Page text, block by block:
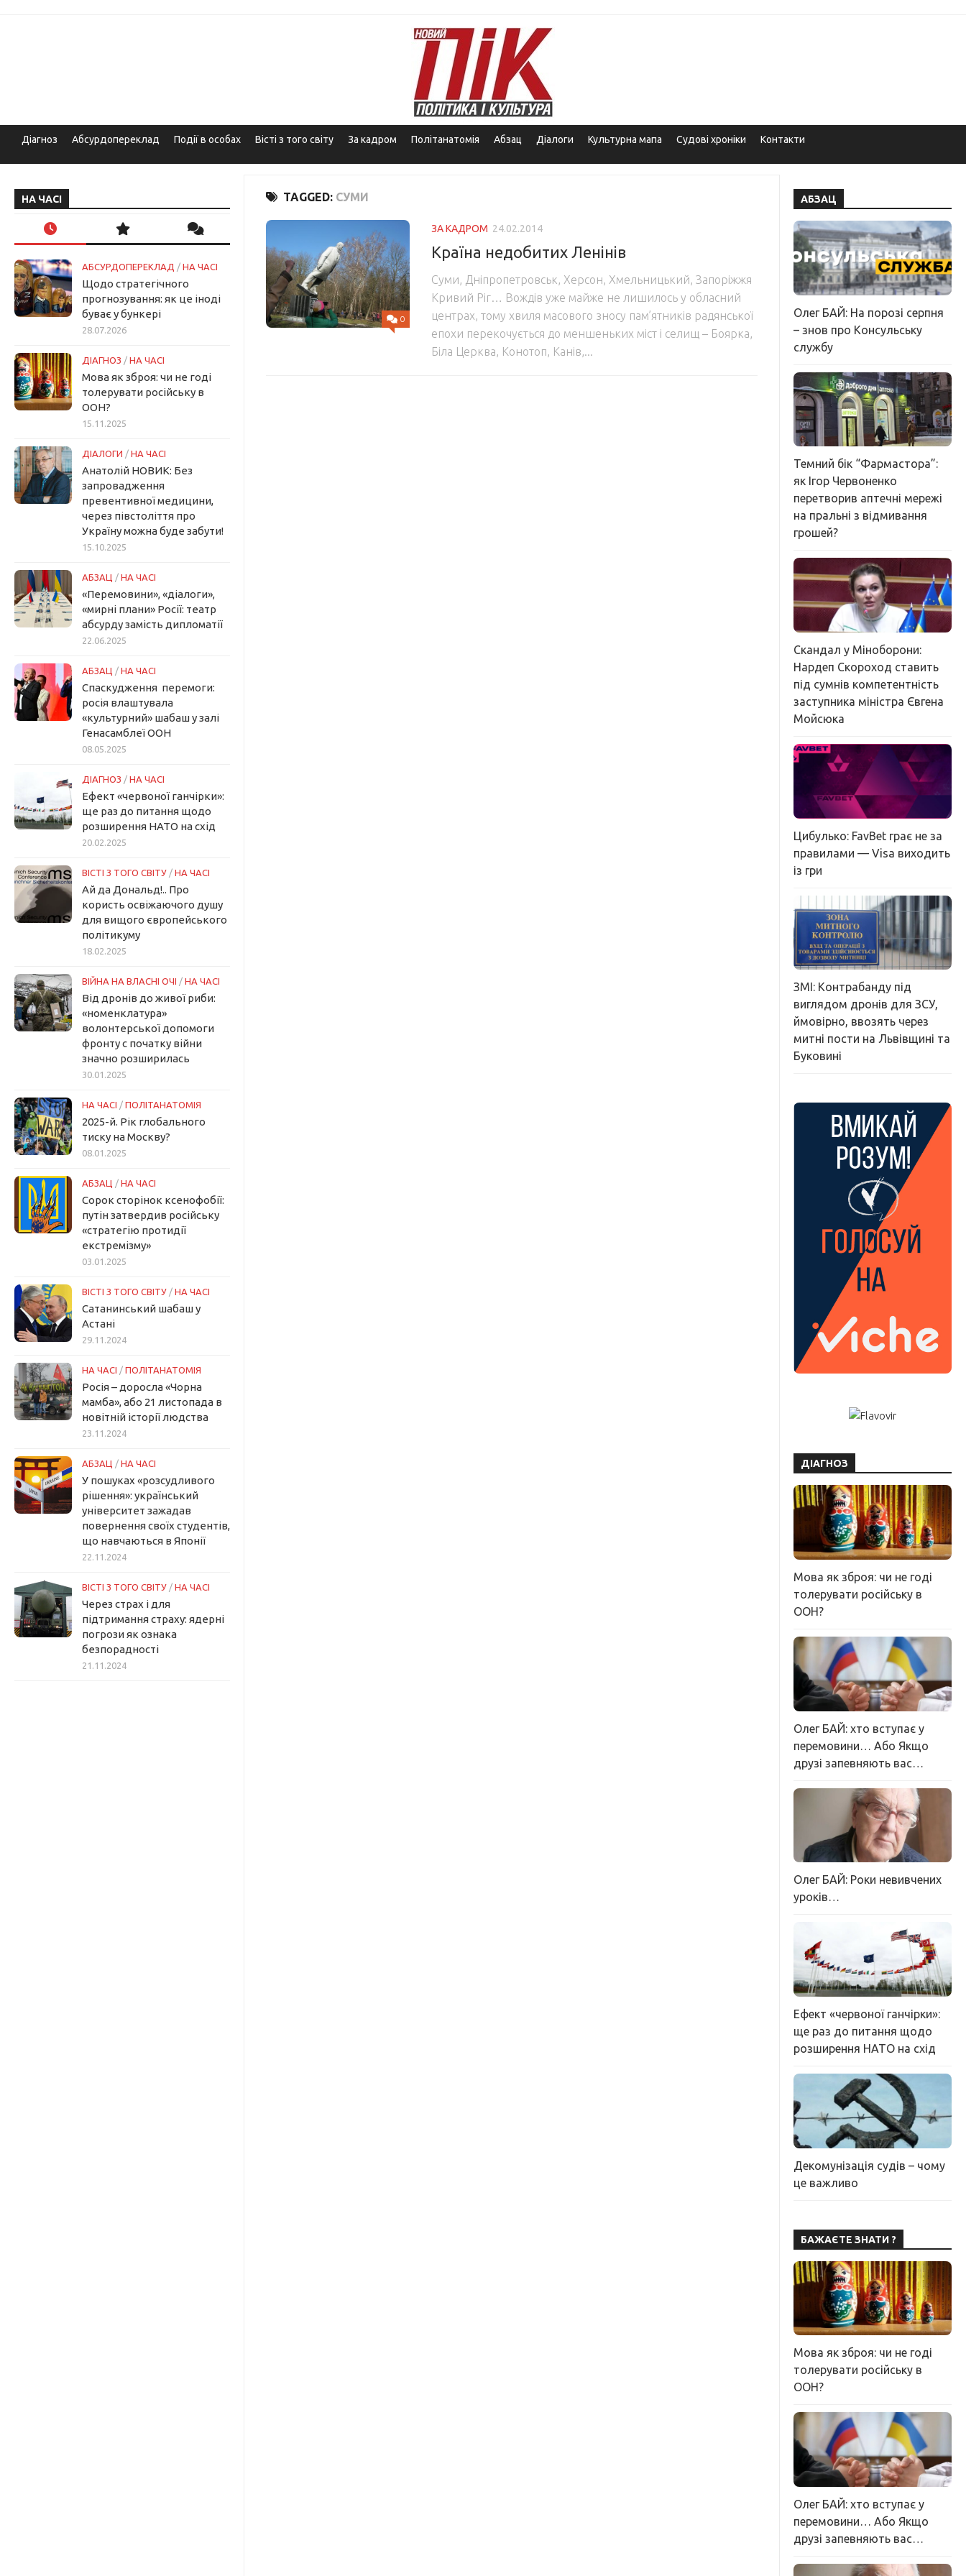
Діагноз Абсурдопереклад Події в особах Вісті з того світу За кадром Політанатомія Абзац Діалоги Культурна мапа Судові хроніки Контакти
TAGGED: СУМИ
0
ЗА КАДРОМ 24.02.2014
Країна недобитих Ленінів
Суми, Дніпропетровськ, Херсон, Хмельницький, Запоріжжя
Кривий Ріг… Вождів уже майже не лишилось у обласний
центрах, тому хвиля масового зносу пам’ятників радянської
епохи перекочується до меншеньких міст і селищ – Боярка,
Біла Церква, Конотоп, Канів,...
НА ЧАСІ
АБСУРДОПЕРЕКЛАД / НА ЧАСІ
Щодо стратегічного
прогнозування: як це іноді
буває у бункері
28.07.2026
ДІАГНОЗ / НА ЧАСІ
Мова як зброя: чи не годі
толерувати російську в
ООН?
15.11.2025
ДІАЛОГИ / НА ЧАСІ
Анатолій НОВИК: Без
запровадження
превентивної медицини,
через півстоліття про
Україну можна буде забути!
15.10.2025
АБЗАЦ / НА ЧАСІ
«Перемовини», «діалоги»,
«мирні плани» Росії: театр
абсурду замість дипломатії
22.06.2025
АБЗАЦ / НА ЧАСІ
Спаскудження перемоги:
росія влаштувала
«культурний» шабаш у залі
Генасамблеї ООН
08.05.2025
ДІАГНОЗ / НА ЧАСІ
Ефект «червоної ганчірки»:
ще раз до питання щодо
розширення НАТО на схід
20.02.2025
ВІСТІ З ТОГО СВІТУ / НА ЧАСІ
Ай да Дональд!.. Про
користь освіжаючого душу
для вищого європейського
політикуму
18.02.2025
ВІЙНА НА ВЛАСНІ ОЧІ / НА ЧАСІ
Від дронів до живої риби:
«номенклатура»
волонтерської допомоги
фронту с початку війни
значно розширилась
30.01.2025
НА ЧАСІ / ПОЛІТАНАТОМІЯ
2025-й. Рік глобального
тиску на Москву?
08.01.2025
АБЗАЦ / НА ЧАСІ
Сорок сторінок ксенофобії:
путін затвердив російську
«стратегію протидії
екстремізму»
03.01.2025
ВІСТІ З ТОГО СВІТУ / НА ЧАСІ
Сатанинський шабаш у
Астані
29.11.2024
НА ЧАСІ / ПОЛІТАНАТОМІЯ
Росія – доросла «Чорна
мамба», або 21 листопада в
новітній історії людства
23.11.2024
АБЗАЦ / НА ЧАСІ
У пошуках «розсудливого
рішення»: український
університет зажадав
повернення своїх студентів,
що навчаються в Японії
22.11.2024
ВІСТІ З ТОГО СВІТУ / НА ЧАСІ
Через страх і для
підтримання страху: ядерні
погрози як ознака
безпорадності
21.11.2024
АБЗАЦ
Олег БАЙ: На порозі серпня
– знов про Консульську
службу
Темний бік “Фармастора”:
як Ігор Червоненко
перетворив аптечні мережі
на пральні з відмивання
грошей?
Скандал у Міноборони:
Нардеп Скороход ставить
під сумнів компетентність
заступника міністра Євгена
Мойсюка
Цибулько: FavBet грає не за
правилами — Visa виходить
із гри
ЗМІ: Контрабанду під
виглядом дронів для ЗСУ,
ймовірно, ввозять через
митні пости на Львівщині та
Буковині
ДІАГНОЗ
Мова як зброя: чи не годі
толерувати російську в
ООН?
Олег БАЙ: хто вступає у
перемовини… Або Якщо
друзі запевняють вас…
Олег БАЙ: Роки невивчених
уроків…
Ефект «червоної ганчірки»:
ще раз до питання щодо
розширення НАТО на схід
Декомунізація судів – чому
це важливо
БАЖАЄТЕ ЗНАТИ ?
Мова як зброя: чи не годі
толерувати російську в
ООН?
Олег БАЙ: хто вступає у
перемовини… Або Якщо
друзі запевняють вас…